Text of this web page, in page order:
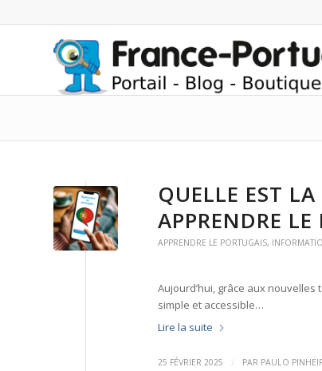
QUELLE EST
APPRENDRE
APPRENDRE LE PORTUGAIS,
Aujourd’hui, grâce aux
simple et accessible…
Lire la suite
25 FÉVRIER 2025 / PAR PAULO